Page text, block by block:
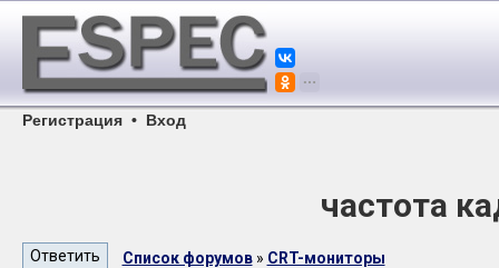
Регистрация • Вход
частота
Список форумов» CRT-мониторы